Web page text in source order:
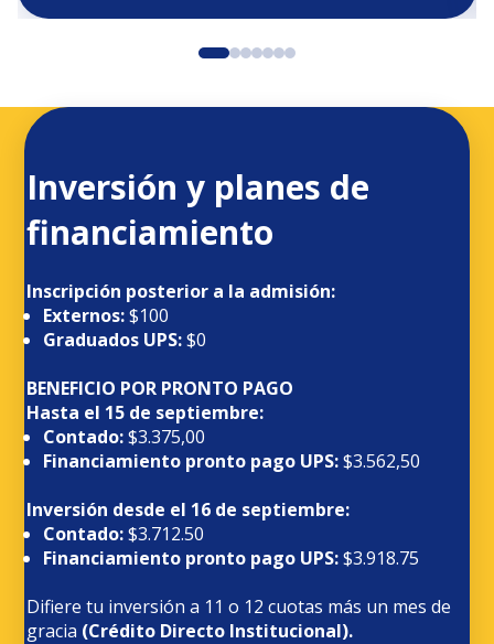
Inversión y planes de
financiamiento
Inscripción posterior a la admisión:
Externos:$100
Graduados UPS:$0
BENEFICIO POR PRONTO PAGO
Hasta el 15 de septiembre:
Contado:$3.375,00
Financiamiento pronto pago UPS:$3.562,50
Inversión desde el 16 de septiembre:
Contado:$3.712.50
Financiamiento pronto pago UPS:$3.918.75
Difiere tu inversión a 11 o 12 cuotas más un mes de
gracia (Crédito Directo Institucional).